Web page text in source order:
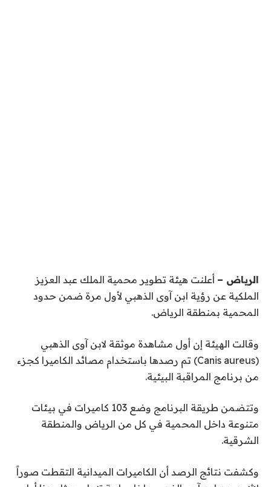
الرياض – أعلنت هيئة تطوير محمية الملك عبد العزيز
الملكية عن رؤية ابن آوى الذهبي لأول مرة ضمن حدود
المحمية بمنطقة الرياض.
وقالت الهيئة إن أول مشاهدة موثقة لابن آوى الذهبي
(Canis aureus) تم رصدها باستخدام مصائد الكاميرا كجزء
من برنامج المراقبة البيئية.
وتتضمن طريقة البرنامج وضع 103 كاميرات في بيئات
متنوعة داخل المحمية في كل من الرياض والمنطقة
الشرقية.
وكشفت نتائج الرصد أن الكاميرات الميدانية التقطت صوراً